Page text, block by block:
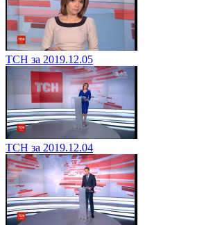
ТСН за 2019.12.05
ТСН за 2019.12.04